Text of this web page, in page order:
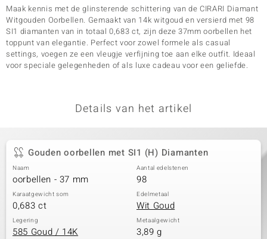
Maak kennis met de glinsterende schittering van de CIRARI Diamant
Witgouden Oorbellen. Gemaakt van 14k witgoud en versierd met 98
SI1 diamanten van in totaal 0,683 ct, zijn deze 37mm oorbellen het
toppunt van elegantie. Perfect voor zowel formele als casual
settings, voegen ze een vleugje verfijning toe aan elke outfit. Ideaal
voor speciale gelegenheden of als luxe cadeau voor een geliefde.
Details van het artikel
Gouden oorbellen met SI1 (H) Diamanten
Naam
oorbellen - 37 mm
Aantal edelstenen
98
Karaatgewicht som
0,683 ct
Edelmetaal
Wit Goud
Legering
585 Goud / 14K
Metaalgewicht
3,89 g